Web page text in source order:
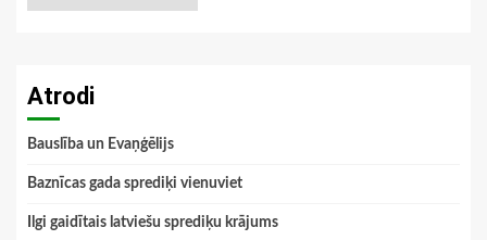
Atrodi
Bauslība un Evaņģēlijs
Baznīcas gada sprediķi vienuviet
Ilgi gaidītais latviešu sprediķu krājums